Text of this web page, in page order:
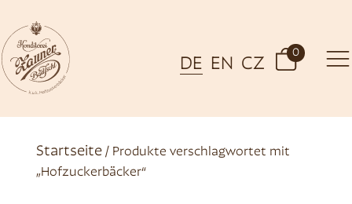
DE EN CZ
0
Startseite/ Produkte verschlagwortet mit
„Hofzuckerbäcker“